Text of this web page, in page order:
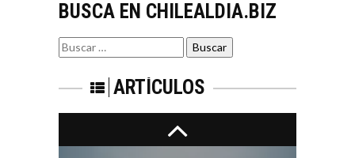
BUSCA EN CHILEALDIA.BIZ
Buscar
por:
ARTÍCULOS
exportaciones de
Chile:…
TURISMO EN EL
DESIERTO DE
OPORTUNIDADES
PARA EL
DESARROLLO LOCAL